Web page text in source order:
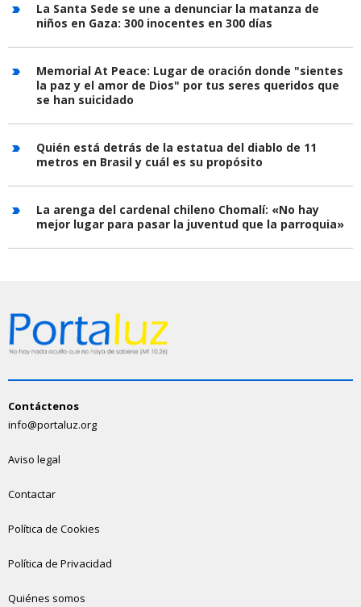
La Santa Sede se une a denunciar la matanza de
niños en Gaza: 300 inocentes en 300 días
Memorial At Peace: Lugar de oración donde "sientes
la paz y el amor de Dios" por tus seres queridos que
se han suicidado
Quién está detrás de la estatua del diablo de 11
metros en Brasil y cuál es su propósito
La arenga del cardenal chileno Chomalí: «No hay
mejor lugar para pasar la juventud que la parroquia»
Contáctenos
info@portaluz.org
Aviso legal
Contactar
Política de Cookies
Política de Privacidad
Quiénes somos